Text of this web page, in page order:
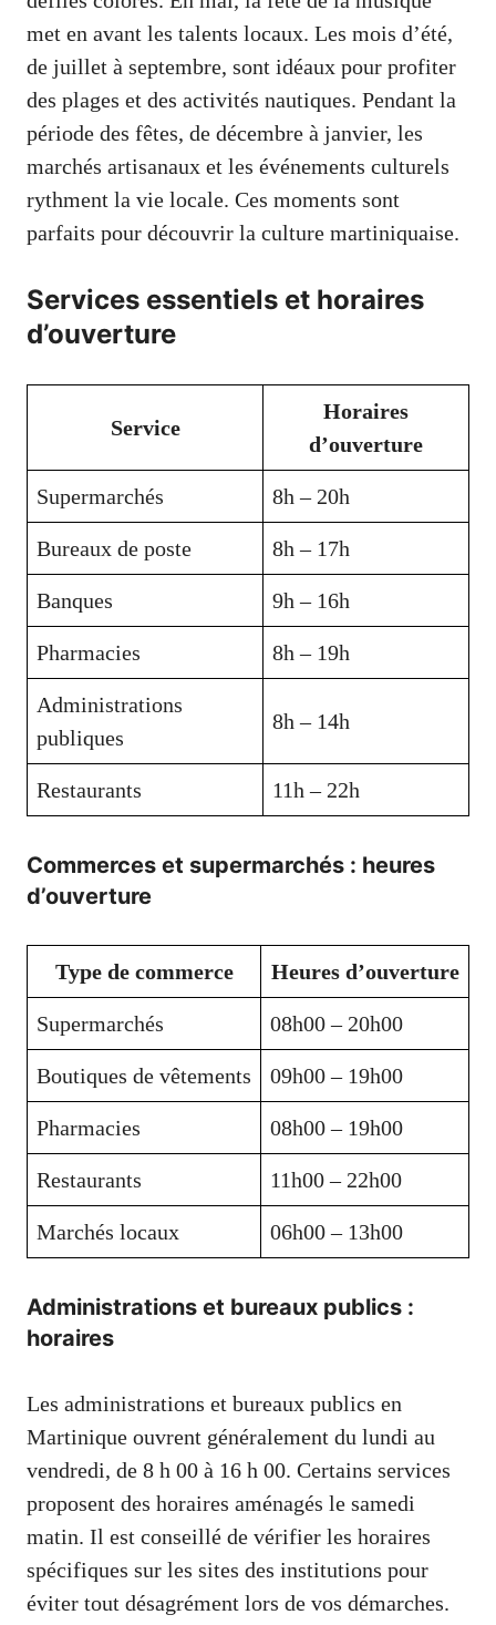
met en avant les talents locaux. Les mois d’été,
de juillet à septembre, sont idéaux pour profiter
des plages et des activités nautiques. Pendant la
période des fêtes, de décembre à janvier, les
marchés artisanaux et les événements culturels
rythment la vie locale. Ces moments sont
parfaits pour découvrir la culture martiniquaise.
Services essentiels et horaires
d’ouverture
Service
Horaires
d’ouverture
Supermarchés 8h – 20h
Bureaux de poste 8h – 17h
Banques 9h – 16h
Pharmacies 8h – 19h
Administrations
publiques
8h – 14h
Restaurants 11h – 22h
Commerces et supermarchés : heures
d’ouverture
Type de commerce Heures d’ouverture
Supermarchés 08h00 – 20h00
Boutiques de vêtements 09h00 – 19h00
Pharmacies 08h00 – 19h00
Restaurants 11h00 – 22h00
Marchés locaux 06h00 – 13h00
Administrations et bureaux publics :
horaires
Les administrations et bureaux publics en
Martinique ouvrent généralement du lundi au
vendredi, de 8 h 00 à 16 h 00. Certains services
proposent des horaires aménagés le samedi
matin. Il est conseillé de vérifier les horaires
spécifiques sur les sites des institutions pour
éviter tout désagrément lors de vos démarches.